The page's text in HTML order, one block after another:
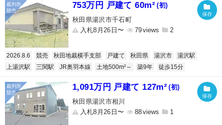
753万円 戸建て 60m² (初)
秋田県湯沢市千石町
入札8月26日〜
79 2
2026.8.6 競売 秋田地裁横手支部 戸建て 秋田県 湯沢市
湯沢駅
上湯沢駅
三関駅 JR奥羽本線 土地500m²～ 築9年 徒歩15分
1,091万円 戸建て 127m² (初)
秋田県湯沢市相川
入札8月26日〜
88 1